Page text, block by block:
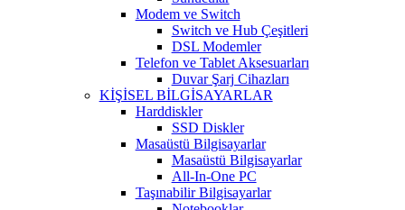
Modem ve Switch
Switch ve Hub Çeşitleri
DSL Modemler
Telefon ve Tablet Aksesuarları
Duvar Şarj Cihazları
KİŞİSEL BİLGİSAYARLAR
Harddiskler
SSD Diskler
Masaüstü Bilgisayarlar
Masaüstü Bilgisayarlar
All-In-One PC
Taşınabilir Bilgisayarlar